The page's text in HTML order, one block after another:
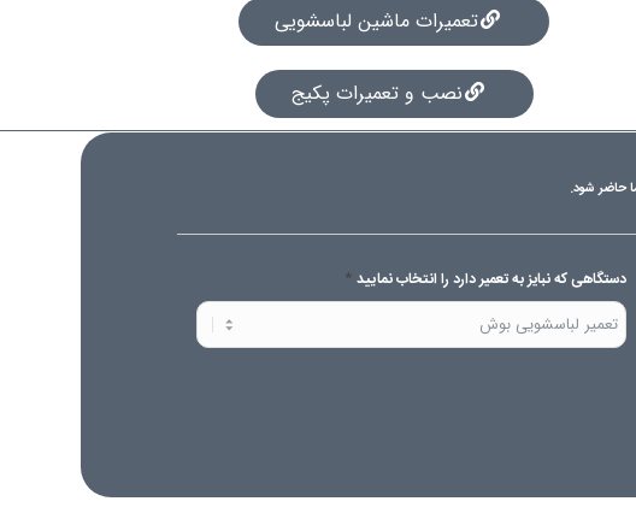
تعمیرات ماشین لباسشویی
نصب و تعمیرات پکیج
حاضر شود.
دستگاهی که نبایز به تعمیر دارد را انتخاب نمایید *